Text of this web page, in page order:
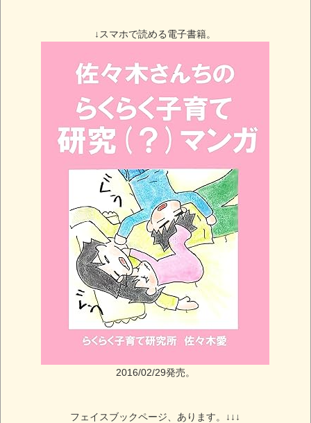
↓スマホで読める電子書籍。
2016/02/29発売。
フェイスブックページ、あります。↓↓↓